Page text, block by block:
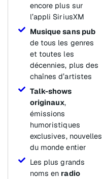
encore plus sur
l’appli SiriusXM
Musique sans pub
de tous les genres
et toutes les
décennies, plus des
chaînes d’artistes
Talk-shows
originaux,
émissions
humoristiques
exclusives, nouvelles
du monde entier
Les plus grands
noms en radio